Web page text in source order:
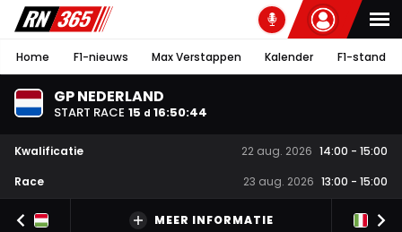
Home F1-nieuws Max Verstappen Kalender F1-stand
GP NEDERLAND
START RACE 15 d 16:50:44
Kwalificatie 22 aug. 2026 14:00 - 15:00
Race
23 aug. 2026 13:00 - 15:00
MEER INFORMATIE